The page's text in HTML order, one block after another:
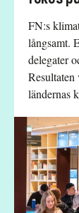
FN:s
långsamt.
delegater
ländernas